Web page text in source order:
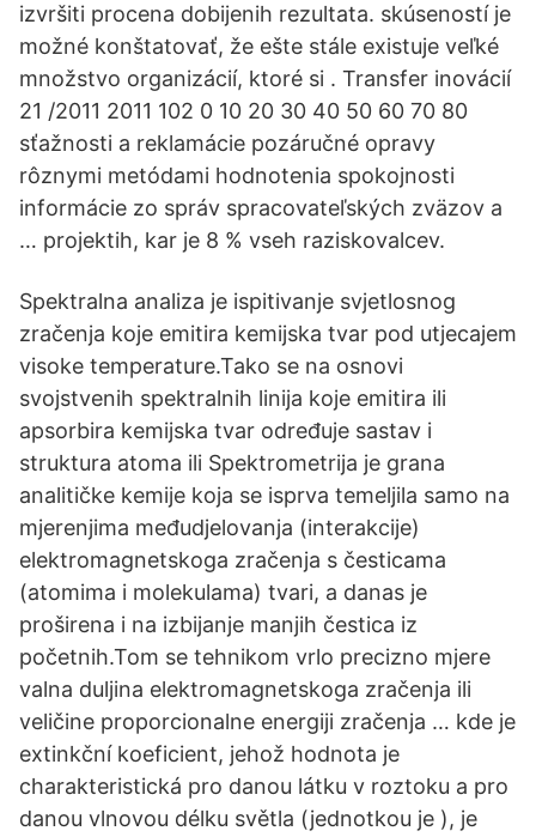
izvršiti procena dobijenih rezultata. skúseností je
možné konštatovať, že ešte stále existuje veľké
množstvo organizácií, ktoré si . Transfer inovácií
21 /2011 2011 102 0 10 20 30 40 50 60 70 80
sťažnosti a reklamácie pozáručné opravy
rôznymi metódami hodnotenia spokojnosti
informácie zo správ spracovateľských zväzov a
… projektih, kar je 8 % vseh raziskovalcev.
Spektralna analiza je ispitivanje svjetlosnog
zračenja koje emitira kemijska tvar pod utjecajem
visoke temperature.Tako se na osnovi
svojstvenih spektralnih linija koje emitira ili
apsorbira kemijska tvar određuje sastav i
struktura atoma ili Spektrometrija je grana
analitičke kemije koja se isprva temeljila samo na
mjerenjima međudjelovanja (interakcije)
elektromagnetskoga zračenja s česticama
(atomima i molekulama) tvari, a danas je
proširena i na izbijanje manjih čestica iz
početnih.Tom se tehnikom vrlo precizno mjere
valna duljina elektromagnetskoga zračenja ili
veličine proporcionalne energiji zračenja … kde je
extinkční koeficient, jehož hodnota je
charakteristická pro danou látku v roztoku a pro
danou vlnovou délku světla (jednotkou je ), je